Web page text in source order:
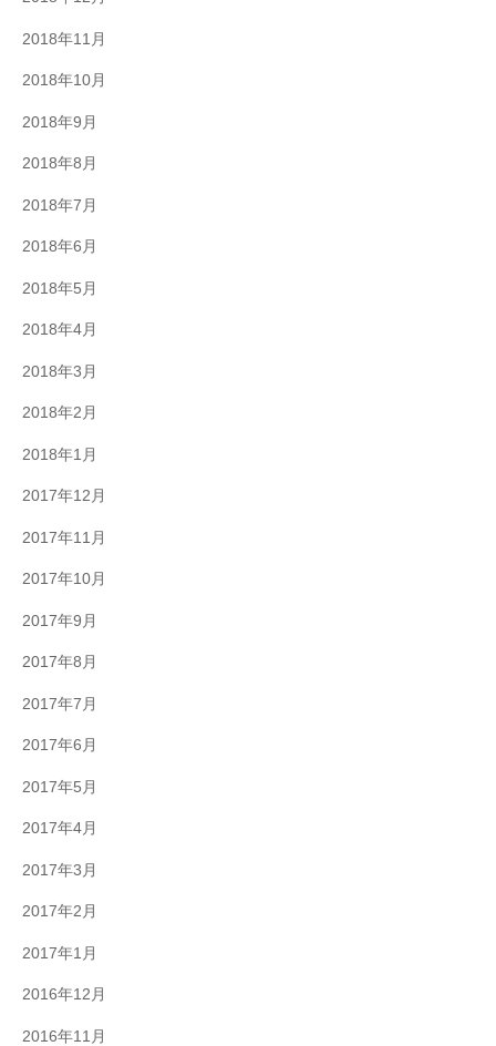
2018年11月
2018年10月
2018年9月
2018年8月
2018年7月
2018年6月
2018年5月
2018年4月
2018年3月
2018年2月
2018年1月
2017年12月
2017年11月
2017年10月
2017年9月
2017年8月
2017年7月
2017年6月
2017年5月
2017年4月
2017年3月
2017年2月
2017年1月
2016年12月
2016年11月